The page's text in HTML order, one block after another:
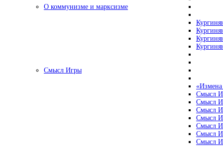
О коммунизме и марксизме
Смысл Игры
«Измена
Смысл
Смысл
Смысл
Смысл
Смысл
Смысл
Смысл